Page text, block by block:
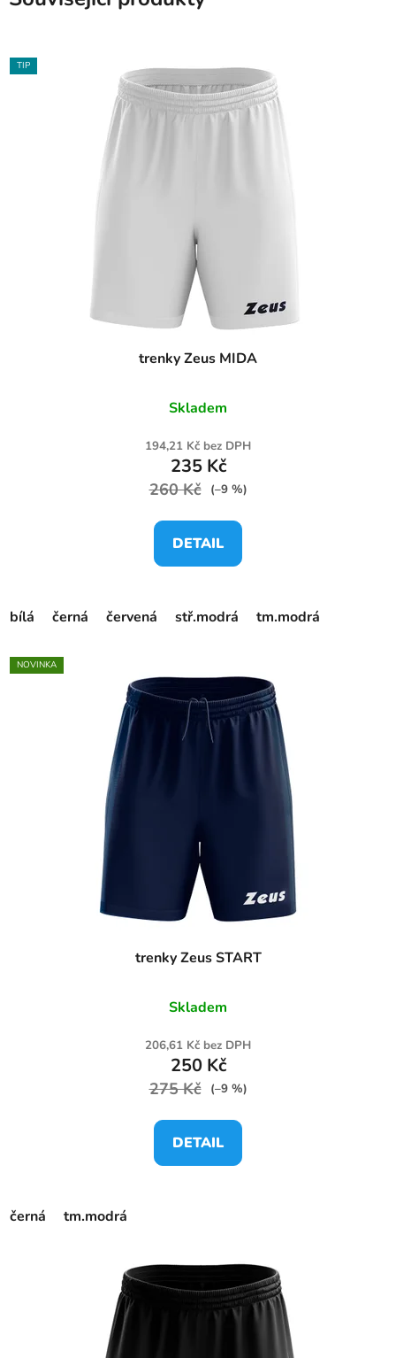
TIP
trenky Zeus MIDA
Skladem
194,21 Kč bez DPH
235 Kč
260 Kč (–9 %)
DETAIL
bílá černá červená stř.modrá tm.modrá
NOVINKA
trenky Zeus START
Skladem
206,61 Kč bez DPH
250 Kč
275 Kč (–9 %)
DETAIL
černá tm.modrá